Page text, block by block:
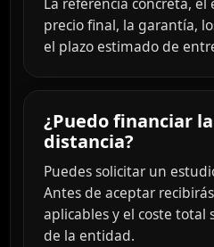
precio final, la garantía,
el plazo estimado de
¿Puedo financiar
distancia?
Puedes solicitar un
Antes de aceptar
aplicables y el coste total
de la entidad.